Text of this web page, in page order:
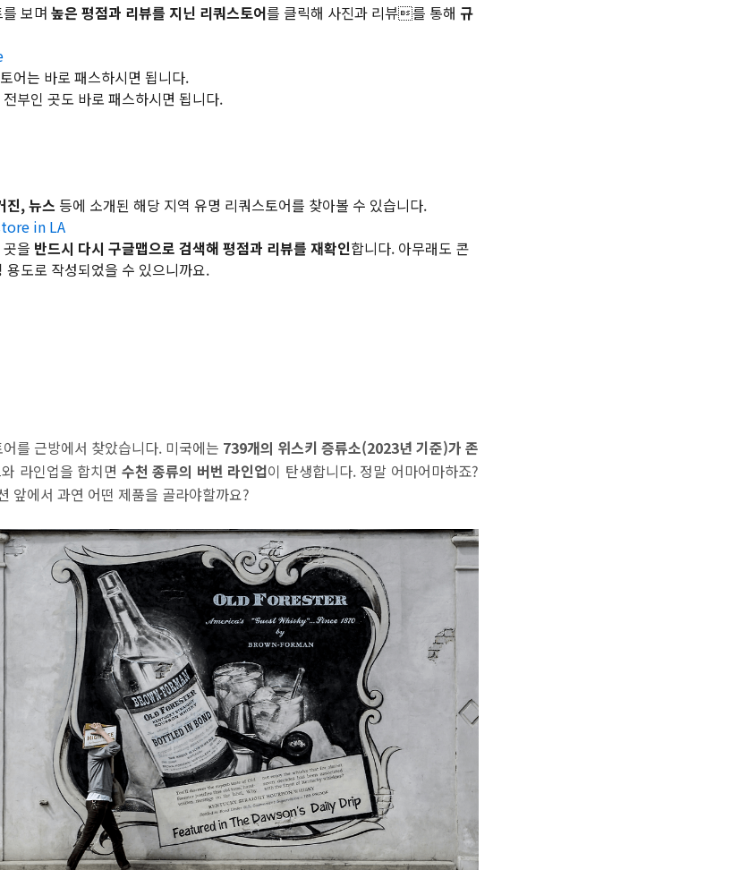
보며 높은 평점과 리뷰를 지닌 리쿼스토어를 클릭해 사진과 리뷰를 통해 규
어는 바로 패스하시면 됩니다.
부인 곳도 바로 패스하시면 됩니다.
진, 뉴스 등에 소개된 해당 지역 유명 리쿼스토어를 찾아볼 수 있습니다.
in LA
을 반드시 다시 구글맵으로 검색해 평점과 리뷰를 재확인합니다. 아무래도 콘
도로 작성되었을 수 있으니까요.
를 근방에서 찾았습니다. 미국에는 739개의 위스키 증류소(2023년 기준)가 존
라인업을 합치면 수천 종류의 버번 라인업이 탄생합니다. 정말 어마어마하죠?
앞에서 과연 어떤 제품을 골라야할까요?